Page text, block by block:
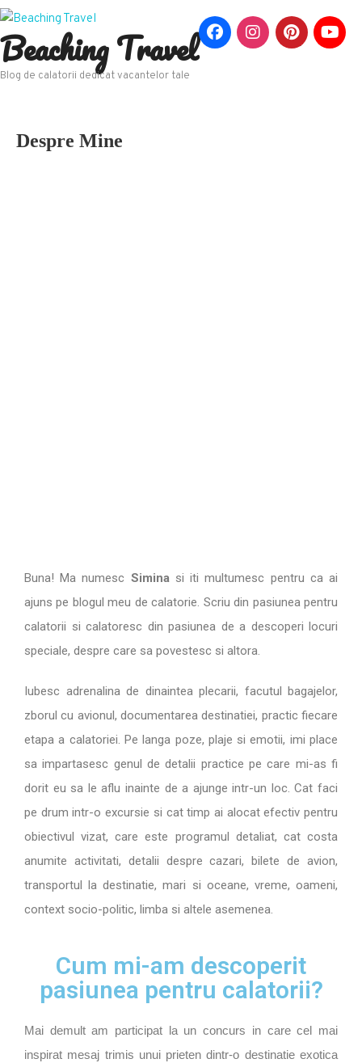
Beaching Travel
Blog de calatorii dedicat vacantelor tale
Despre Mine
Buna! Ma numesc Simina si iti multumesc pentru ca ai
ajuns pe blogul meu de calatorie. Scriu din pasiunea pentru
calatorii si calatoresc din pasiunea de a descoperi locuri
speciale, despre care sa povestesc si altora.
Iubesc adrenalina de dinaintea plecarii, facutul bagajelor,
zborul cu avionul, documentarea destinatiei, practic fiecare
etapa a calatoriei. Pe langa poze, plaje si emotii, imi place
sa impartasesc genul de detalii practice pe care mi-as fi
dorit eu sa le aflu inainte de a ajunge intr-un loc. Cat faci
pe drum intr-o excursie si cat timp ai alocat efectiv pentru
obiectivul vizat, care este programul detaliat, cat costa
anumite activitati, detalii despre cazari, bilete de avion,
transportul la destinatie, mari si oceane, vreme, oameni,
context socio-politic, limba si altele asemenea.
Cum mi-am descoperit
pasiunea pentru calatorii?
Mai demult am participat la un concurs in care cel mai
inspirat mesaj trimis unui prieten dintr-o destinatie exotica